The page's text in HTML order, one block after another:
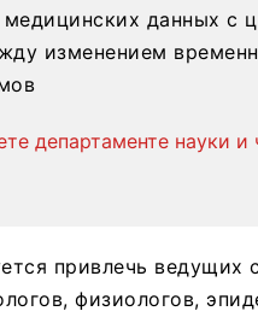
данных с
изменением
департаменте науки
привлечь ведущих
физиологов,